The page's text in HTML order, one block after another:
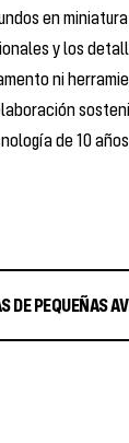
en
y los
ni
de 10
DE PEQUEÑAS